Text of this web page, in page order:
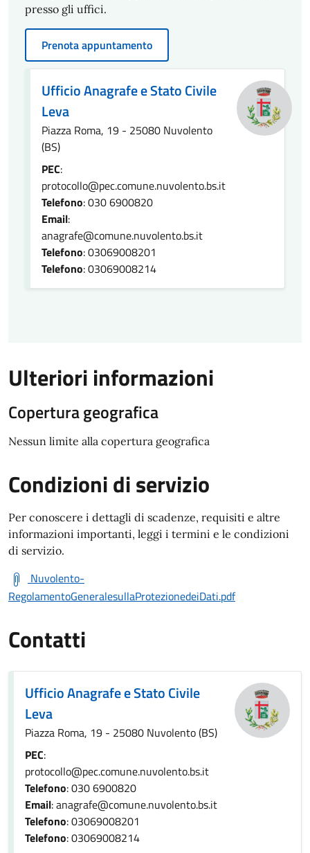
presso gli uffici.
Prenota appuntamento
Ufficio Anagrafe e Stato Civile
Leva
Piazza Roma, 19 - 25080 Nuvolento
(BS)
PEC:
protocollo@pec.comune.nuvolento.bs.it
Telefono: 030 6900820
Email:
anagrafe@comune.nuvolento.bs.it
Telefono: 03069008201
Telefono: 03069008214
Ulteriori informazioni
Copertura geografica
Nessun limite alla copertura geografica
Condizioni di servizio
Per conoscere i dettagli di scadenze, requisiti e altre
informazioni importanti, leggi i termini e le condizioni
di servizio.
Nuvolento-
RegolamentoGeneralesullaProtezionedeiDati.pdf
Contatti
Ufficio Anagrafe e Stato Civile
Leva
Piazza Roma, 19 - 25080 Nuvolento (BS)
PEC:
protocollo@pec.comune.nuvolento.bs.it
Telefono: 030 6900820
Email: anagrafe@comune.nuvolento.bs.it
Telefono: 03069008201
Telefono: 03069008214